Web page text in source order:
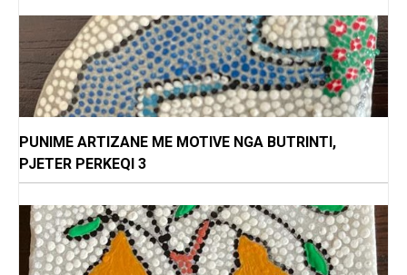
PUNIME ARTIZANE ME MOTIVE NGA BUTRINTI,
PJETER PERKEQI 3